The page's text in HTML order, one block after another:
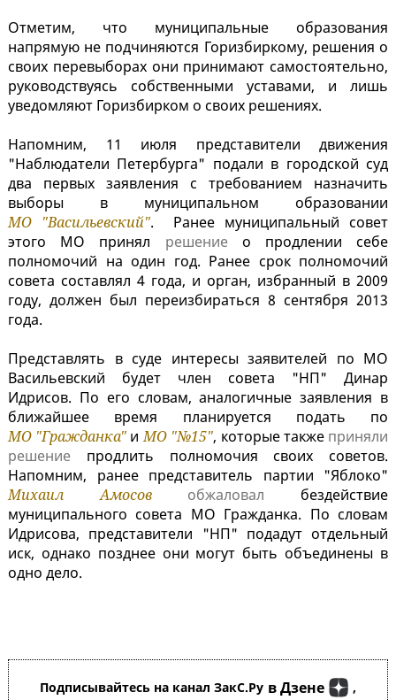
Отметим, что муниципальные образования
напрямую не подчиняются Горизбиркому, решения о
своих перевыборах они принимают самостоятельно,
руководствуясь собственными уставами, и лишь
уведомляют Горизбирком о своих решениях.
Напомним, 11 июля представители движения
"Наблюдатели Петербурга" подали в городской суд
два первых заявления с требованием назначить
выборы в муниципальном образовании
МО "Васильевский". Ранее муниципальный совет
этого МО принял решениео продлении себе
полномочий на один год. Ранее срок полномочий
совета составлял 4 года, и орган, избранный в 2009
году, должен был переизбираться 8 сентября 2013
года.
Представлять в суде интересы заявителей по МО
Васильевский будет член совета "НП" Динар
Идрисов. По его словам, аналогичные заявления в
ближайшее время планируется подать по
МО "Гражданка" иМО "№15", которые также приняли
решение продлить полномочия своих советов.
Напомним, ранее представитель партии "Яблоко"
Михаил Амосов
обжаловал бездействие
муниципального совета МО Гражданка. По словам
Идрисова, представители "НП" подадут отдельный
иск, однако позднее они могут быть объединены в
одно дело.
Подписывайтесь на канал ЗакС.Ру в Дзене ,